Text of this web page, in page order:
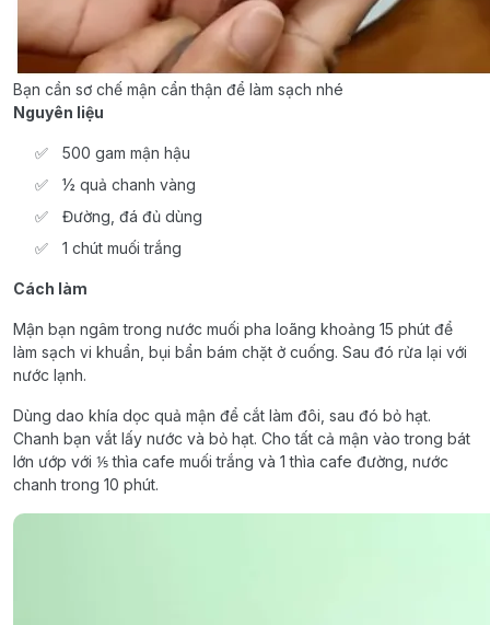
Bạn cần sơ chế mận cẩn thận để làm sạch nhé
Nguyên liệu
500 gam mận hậu
½ quả chanh vàng
Đường, đá đủ dùng
1 chút muối trắng
Cách làm
Mận bạn ngâm trong nước muối pha loãng khoảng 15 phút để
làm sạch vi khuẩn, bụi bẩn bám chặt ở cuống. Sau đó rửa lại với
nước lạnh.
Dùng dao khía dọc quả mận để cắt làm đôi, sau đó bỏ hạt.
Chanh bạn vắt lấy nước và bỏ hạt. Cho tất cả mận vào trong bát
lớn ướp với ⅕ thìa cafe muối trắng và 1 thìa cafe đường, nước
chanh trong 10 phút.